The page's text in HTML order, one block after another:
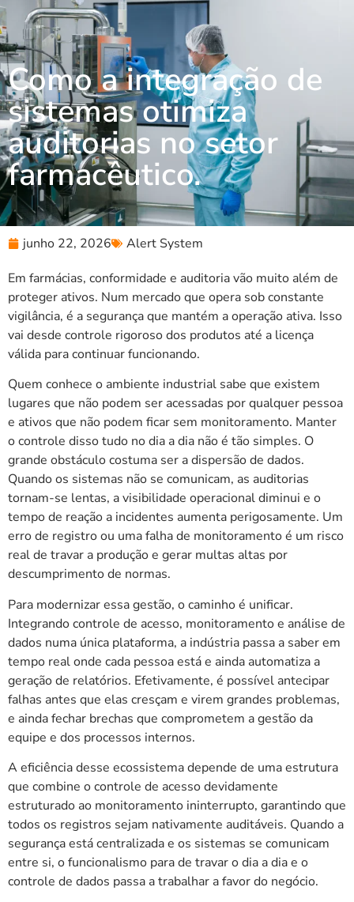
Como a integração de
sistemas otimiza
auditorias no setor
farmacêutico.
junho 22, 2026
Alert System
Em farmácias, conformidade e auditoria vão muito além de
proteger ativos. Num mercado que opera sob constante
vigilância, é a segurança que mantém a operação ativa. Isso
vai desde controle rigoroso dos produtos até a licença
válida para continuar funcionando.
Quem conhece o ambiente industrial sabe que existem
lugares que não podem ser acessadas por qualquer pessoa
e ativos que não podem ficar sem monitoramento. Manter
o controle disso tudo no dia a dia não é tão simples. O
grande obstáculo costuma ser a dispersão de dados.
Quando os sistemas não se comunicam, as auditorias
tornam-se lentas, a visibilidade operacional diminui e o
tempo de reação a incidentes aumenta perigosamente. Um
erro de registro ou uma falha de monitoramento é um risco
real de travar a produção e gerar multas altas por
descumprimento de normas.
Para modernizar essa gestão, o caminho é unificar.
Integrando controle de acesso, monitoramento e análise de
dados numa única plataforma, a indústria passa a saber em
tempo real onde cada pessoa está e ainda automatiza a
geração de relatórios. Efetivamente, é possível antecipar
falhas antes que elas cresçam e virem grandes problemas,
e ainda fechar brechas que comprometem a gestão da
equipe e dos processos internos.
A eficiência desse ecossistema depende de uma estrutura
que combine o controle de acesso devidamente
estruturado ao monitoramento ininterrupto, garantindo que
todos os registros sejam nativamente auditáveis. Quando a
segurança está centralizada e os sistemas se comunicam
entre si, o funcionalismo para de travar o dia a dia e o
controle de dados passa a trabalhar a favor do negócio.